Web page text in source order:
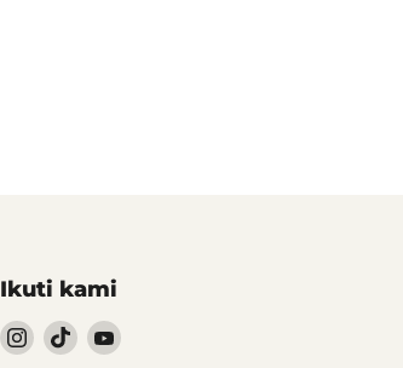
Ikuti kami
Follow
kami
Follow
kami
Follow